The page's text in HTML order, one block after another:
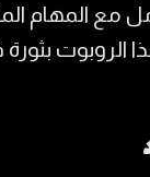
مع المهام
الروبوت